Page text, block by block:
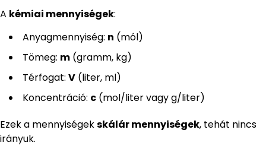
A kémiai mennyiségek:
Anyagmennyiség: n (mól)
Tömeg: m (gramm, kg)
Térfogat: V (liter, ml)
Koncentráció: c (mol/liter vagy g/liter)
Ezek a mennyiségekskálár mennyiségek, tehát nincs
irányuk.